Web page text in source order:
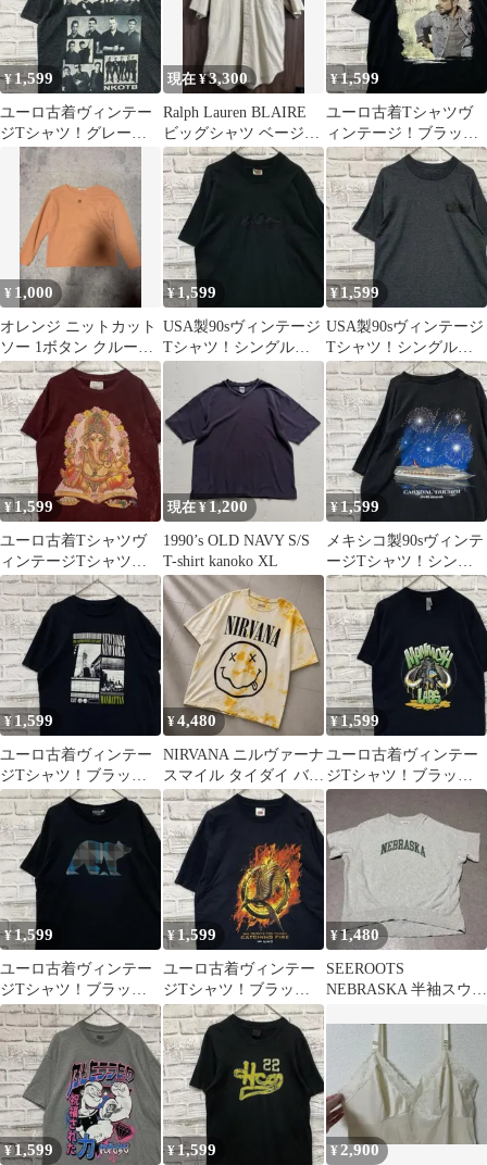
¥1,599
ユーロ古着ヴィンテー
ジTシャツ！グレー半
袖M 0429
現在 ¥3,300
Ralph Lauren BLAIRE
ビッグシャツ ベージュ
M
¥1,599
ユーロ古着Tシャツヴ
ィンテージ！ブラック
半袖L ミュージック
0428
¥ 1,000
オレンジ ニットカット
ソー 1ボタン クルーネ
ック レトロ 古着 ヴィ
ンテージ
¥1,599
USA製90sヴィンテージ
Tシャツ！シングルス
テッチブラック古着L
0528
¥ 1,599
USA製90sヴィンテージ
Tシャツ！シングルス
テッチグレー古着M
0429
¥ 1,599
ユーロ古着Tシャツヴ
ィンテージTシャツ！
エンジ半袖L 0428
現在 ¥ 1,200
1990’s OLD NAVY S/S
T-shirt kanoko XL
¥ 1,599
メキシコ製90sヴィンテ
ージTシャツ！シング
ルステッチブラック古
着2XL0416
¥1,599
ユーロ古着ヴィンテー
ジTシャツ！ブラック
半袖L 0428
¥4,480
NIRVANA ニルヴァーナ
スマイル タイダイ バン
ドTシャツ L 古着
¥1,599
ユーロ古着ヴィンテー
ジTシャツ！ブラック
半袖M 0625
¥1,599
ユーロ古着ヴィンテー
ジTシャツ！ブラック
半袖XL0428
¥ 1,599
ユーロ古着ヴィンテー
ジTシャツ！ブラック
半袖L 0507
¥1,480
SEEROOTS
NEBRASKA 半袖スウェ
¥1,599 ¥1,599 ¥2,900